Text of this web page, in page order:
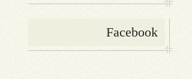
Facebook